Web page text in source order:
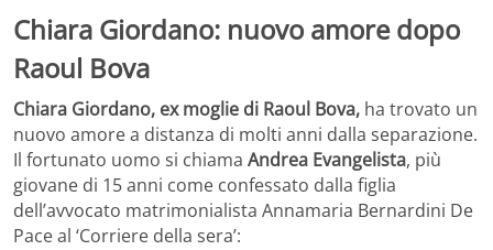
Chiara Giordano: nuovo amore dopo
Raoul Bova
Chiara Giordano, ex moglie di Raoul Bova, ha trovato un
nuovo amore a distanza di molti anni dalla separazione.
Il fortunato uomo si chiama Andrea Evangelista, più
giovane di 15 anni come confessato dalla figlia
dell’avvocato matrimonialista Annamaria Bernardini De
Pace al ‘Corriere della sera’: